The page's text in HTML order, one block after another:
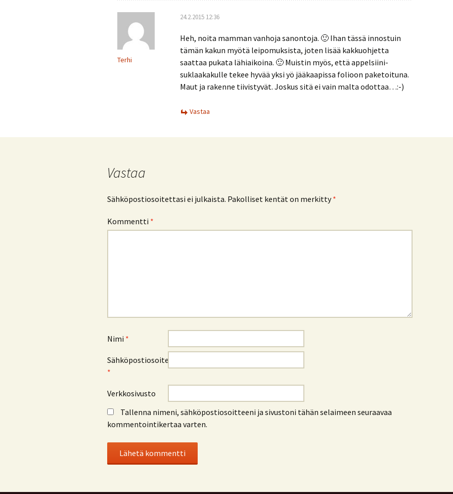
Terhi
24.2.2015 12:36
Heh, noita mamman vanhoja sanontoja. 🙂 Ihan tässä innostuin
tämän kakun myötä leipomuksista, joten lisää kakkuohjetta
saattaa pukata lähiaikoina. 🙂 Muistin myös, että appelsiini-
suklaakakulle tekee hyvää yksi yö jääkaapissa folioon paketoituna.
Maut ja rakenne tiivistyvät. Joskus sitä ei vain malta odottaa…:-)
Vastaa
Vastaa
Sähköpostiosoitettasi ei julkaista. Pakolliset kentät on merkitty*
Kommentti *
Nimi *
Sähköpostiosoite
*
Verkkosivusto
Tallenna nimeni, sähköpostiosoitteeni ja sivustoni tähän selaimeen seuraavaa
kommentointikertaa varten.